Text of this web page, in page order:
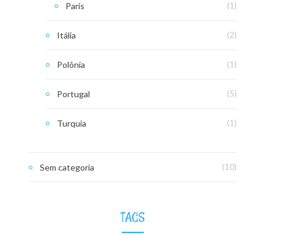
Paris (1)
Itália (2)
Polônia (1)
Portugal (5)
Turquia (1)
Sem categoria (10)
TAGS